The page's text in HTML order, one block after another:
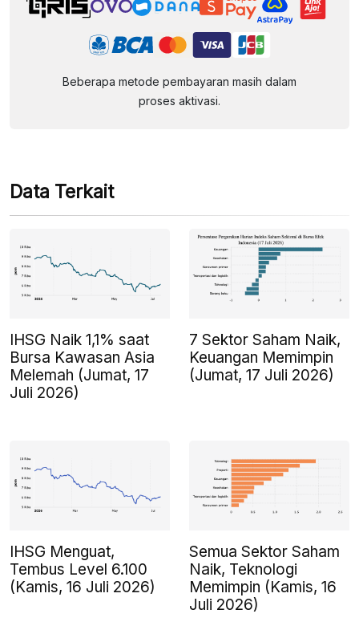
Beberapa metode pembayaran masih dalam
proses aktivasi.
Data Terkait
IHSG Naik 1,1% saat
Bursa Kawasan Asia
Melemah (Jumat, 17
Juli 2026)
7 Sektor Saham Naik,
Keuangan Memimpin
(Jumat, 17 Juli 2026)
IHSG Menguat,
Tembus Level 6.100
(Kamis, 16 Juli 2026)
Semua Sektor Saham
Naik, Teknologi
Memimpin (Kamis, 16
Juli 2026)